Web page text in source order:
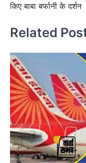
किए बाबा बर्फानी के दर्शन
Related